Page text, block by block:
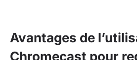
Avantages de
Chromecast pour